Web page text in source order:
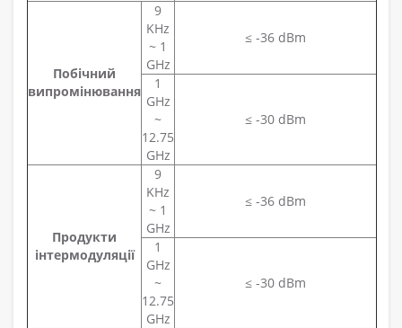
Побічний
випромінювання
9
KHz
~ 1
GHz
≤ -36 dBm
1
GHz
~
12.75
GHz
≤ -30 dBm
Продукти
інтермодуляції
9
KHz
~ 1
GHz
≤ -36 dBm
1
GHz
~
12.75
GHz
≤ -30 dBm